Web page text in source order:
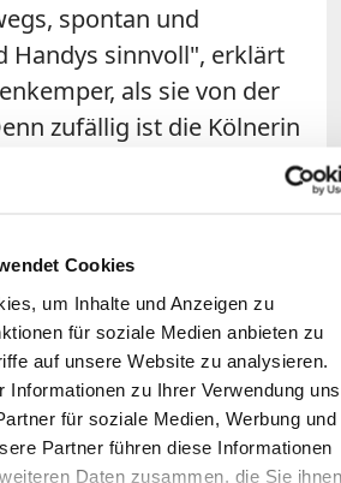
Cookies
um Inhalte und Anzeigen zu
für soziale Medien anbieten zu
auf unsere Website zu analysieren.
Informationen zu Ihrer Verwendung
für soziale Medien, Werbung und
Partner führen diese Informationen
Daten zusammen, die Sie ihnen
spontan und
Handys sinnvoll", erklärt
als sie von der
zufällig ist die Kölnerin
des "Instawalk"
die meisten ihr Telefon
Auch Teilnehmerin
und lädt den Clip
weltweit einsehbar.